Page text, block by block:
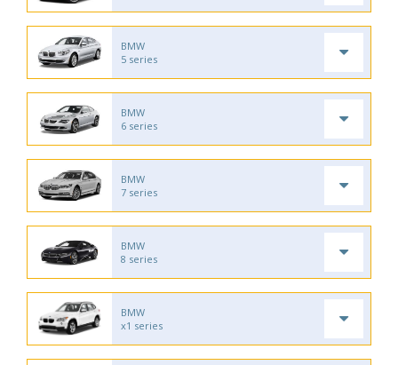
BMW
5 series
BMW
6 series
BMW
7 series
BMW
8 series
BMW
x1 series